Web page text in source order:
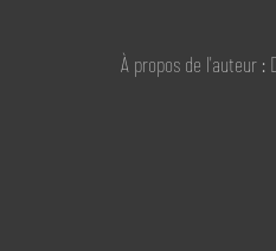
À propos de l'auteur :